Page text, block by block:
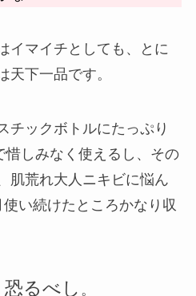
イマイチとしても、とに
天下一品です。
チックボトルにたっぷり
惜しみなく使えるし、その
肌荒れ大人ニキビに悩ん
い続けたところかなり収
るべし 。